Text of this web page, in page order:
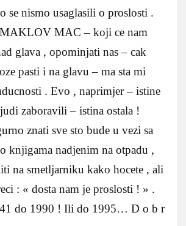
se nismo usaglasili o proslosti .
MAC – koji ce nam
glava , opominjati nas – cak
pasti i na glavu – ma sta mi
. Evo , naprimjer – istine
zaboravili – istina ostala !
znati sve sto bude u vezi sa
knjigama nadjenim na otpadu ,
na smetljarniku kako hocete , ali
: « dosta nam je proslosti ! » .
do 1990 ! Ili do 1995… D o b r